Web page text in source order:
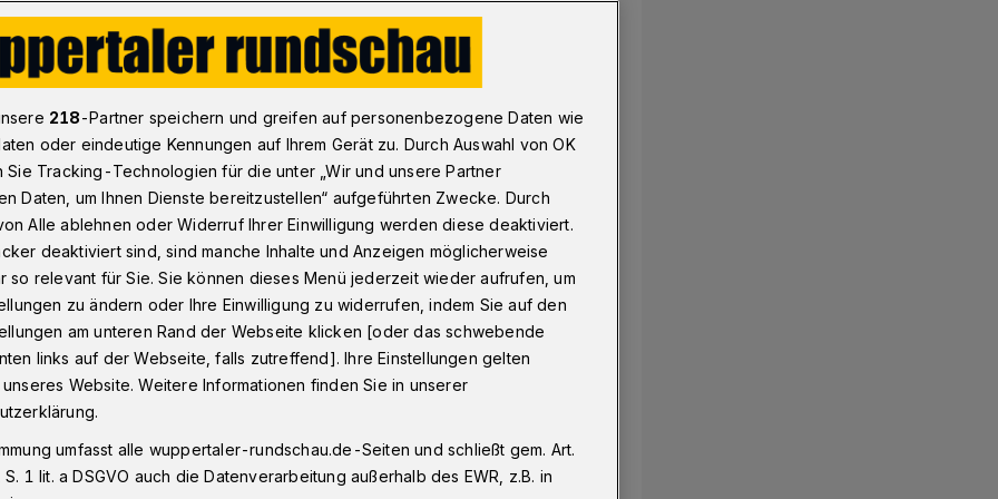
nach Wuppertal
nach
Experten und Informationen zu
in Elberfeld.
218-Partner speichern und greifen auf personenbezogene Daten wie
oder eindeutige Kennungen auf Ihrem Gerät zu. Durch Auswahl von OK
Sie Tracking-Technologien für die unter „Wir und unsere Partner
Daten, um Ihnen Dienste bereitzustellen“ aufgeführten Zwecke. Durch
Alle ablehnen oder Widerruf Ihrer Einwilligung werden diese deaktiviert.
deaktiviert sind, sind manche Inhalte und Anzeigen möglicherweise
so relevant für Sie. Sie können dieses Menü jederzeit wieder aufrufen, um
zu ändern oder Ihre Einwilligung zu widerrufen, indem Sie auf den
am unteren Rand der Webseite klicken [oder das schwebende
links auf der Webseite, falls zutreffend]. Ihre Einstellungen gelten
Website. Weitere Informationen finden Sie in unserer
umfasst alle wuppertaler-rundschau.de-Seiten und schließt gem. Art.
1 lit. a DSGVO auch die Datenverarbeitung außerhalb des EWR, z.B. in